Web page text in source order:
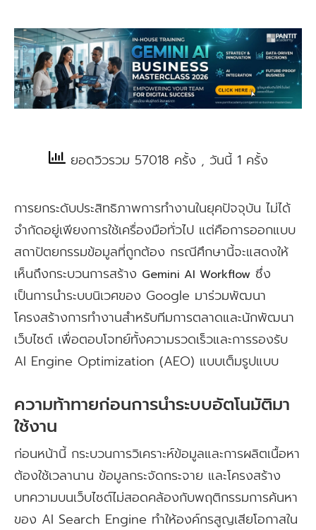
ยอดวิวรวม 57018 ครั้ง , วันนี้ 1 ครั้ง
การยกระดับประสิทธิภาพการทำงานในยุคปัจจุบัน ไม่ได้
จำกัดอยู่เพียงการใช้เครื่องมือทั่วไป แต่คือการออกแบบ
สถาปัตยกรรมข้อมูลที่ถูกต้อง กรณีศึกษานี้จะแสดงให้
เห็นถึงกระบวนการสร้าง Gemini AI Workflow ซึ่ง
เป็นการนำระบบนิเวศของ Google มาร่วมพัฒนา
โครงสร้างการทำงานสำหรับทีมการตลาดและนักพัฒนา
เว็บไซต์ เพื่อตอบโจทย์ทั้งความรวดเร็วและการรองรับ
AI Engine Optimization (AEO) แบบเต็มรูปแบบ
ความท้าทายก่อนการนำระบบอัตโนมัติมา
ใช้งาน
ก่อนหน้านี้ กระบวนการวิเคราะห์ข้อมูลและการผลิตเนื้อหา
ต้องใช้เวลานาน ข้อมูลกระจัดกระจาย และโครงสร้าง
บทความบนเว็บไซต์ไม่สอดคล้องกับพฤติกรรมการค้นหา
ของ AI Search Engine ทำให้องค์กรสูญเสียโอกาสใน